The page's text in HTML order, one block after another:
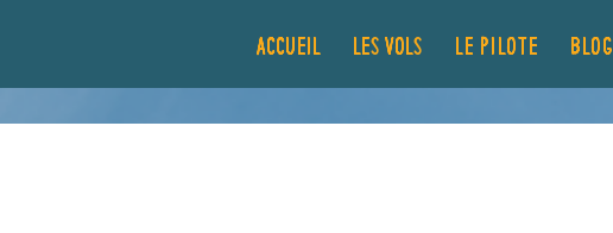
ACCUEIL LES VOLS Le pilote Blog